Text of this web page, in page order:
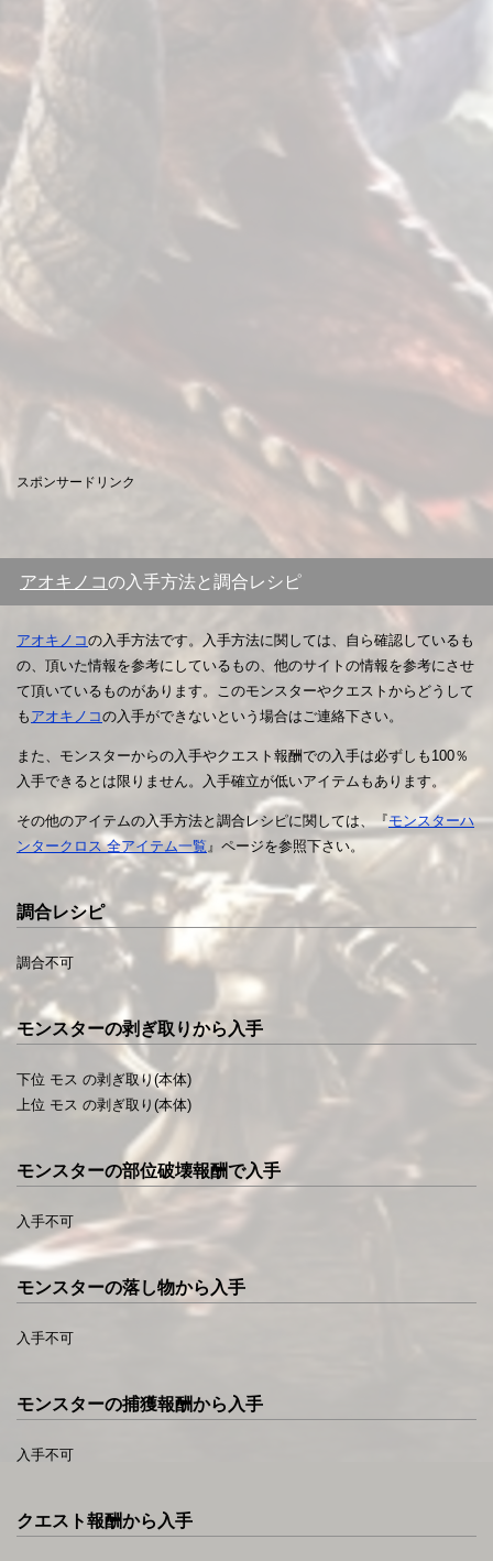
スポンサードリンク
アオキノコの入手方法と調合レシピ
アオキノコの入手方法です。入手方法に関しては、自ら確認しているも
の、頂いた情報を参考にしているもの、他のサイトの情報を参考にさせ
て頂いているものがあります。このモンスターやクエストからどうして
も アオキノコの入手ができないという場合はご連絡下さい。
また、モンスターからの入手やクエスト報酬での入手は必ずしも100％
入手できるとは限りません。入手確立が低いアイテムもあります。
その他のアイテムの入手方法と調合レシピに関しては、『モンスターハ
ンタークロス 全アイテム一覧 』ページを参照下さい。
調合レシピ
調合不可
モンスターの剥ぎ取りから入手
下位 モス の剥ぎ取り(本体)
上位 モス の剥ぎ取り(本体)
モンスターの部位破壊報酬で入手
入手不可
モンスターの落し物から入手
入手不可
モンスターの捕獲報酬から入手
入手不可
クエスト報酬から入手